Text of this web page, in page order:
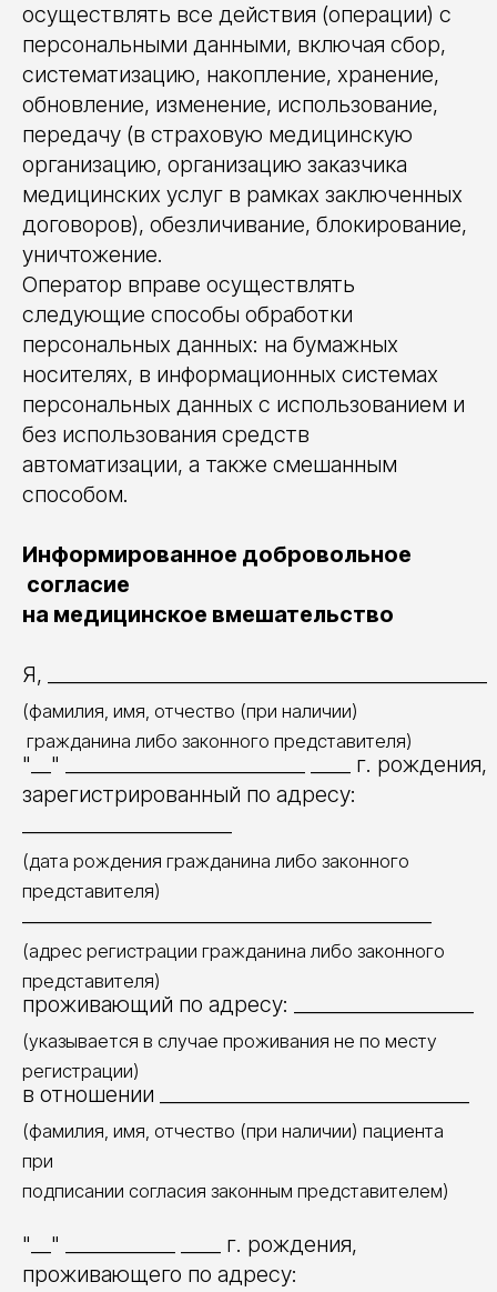
осуществлять все действия (операции) с
персональными данными, включая сбор,
систематизацию, накопление, хранение,
обновление, изменение, использование,
передачу (в страховую медицинскую
организацию, организацию заказчика
медицинских услуг в рамках заключенных
договоров), обезличивание, блокирование,
уничтожение.
Оператор вправе осуществлять
следующие способы обработки
персональных данных: на бумажных
носителях, в информационных системах
персональных данных с использованием и
без использования средств
автоматизации, а также смешанным
способом.
Информированное добровольное
согласие
на медицинское вмешательство
Я, ____________________________________________
(фамилия, имя, отчество (при наличии)
гражданина либо законного представителя)
"__" ________________________ ____ г. рождения,
зарегистрированный по адресу:
(дата рождения гражданина либо законного
представителя)
(адрес регистрации гражданина либо законного
представителя)
проживающий по адресу: __________________
(указывается в случае проживания не по месту
регистрации)
в отношении _______________________________
(фамилия, имя, отчество (при наличии) пациента
при
подписании согласия законным представителем)
"__" ___________ ____ г. рождения,
проживающего по адресу: